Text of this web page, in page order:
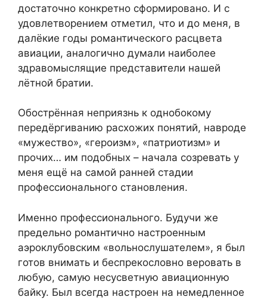
достаточно конкретно сформировано. И с
удовлетворением отметил, что и до меня, в
далёкие годы романтического расцвета
авиации, аналогично думали наиболее
здравомыслящие представители нашей
лётной братии.
Обострённая неприязнь к однобокому
передёргиванию расхожих понятий, навроде
«мужество», «героизм», «патриотизм» и
прочих… им подобных – начала созревать у
меня ещё на самой ранней стадии
профессионального становления.
Именно профессионального. Будучи же
предельно романтично настроенным
аэроклубовским «вольнослушателем», я был
готов внимать и беспрекословно веровать в
любую, самую несусветную авиационную
байку. Был всегда настроен на немедленное